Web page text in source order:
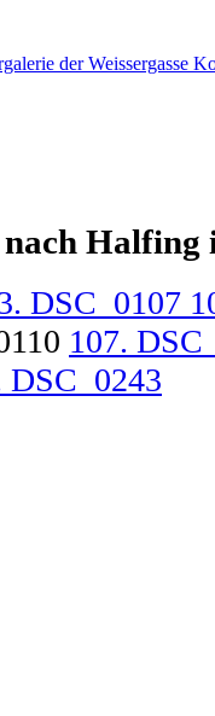
der Weissergasse
Halfing
DSC_0107
107.
DSC_0243